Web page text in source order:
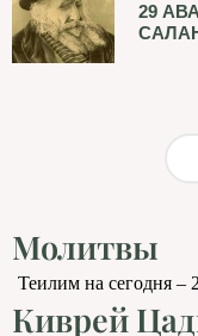
29
Молитвы
Киврей